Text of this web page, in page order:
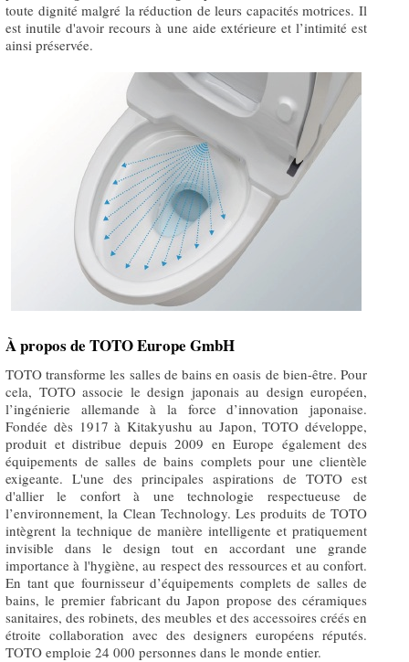
toute dignité malgré la réduction de leurs capacités motrices. Il
est inutile d'avoir recours à une aide extérieure et l’intimité est
ainsi préservée.
À propos de TOTO Europe GmbH
TOTO transforme les salles de bains en oasis de bien-être. Pour
cela, TOTO associe le design japonais au design européen,
l’ingénierie allemande à la force d’innovation japonaise.
Fondée dès 1917 à Kitakyushu au Japon, TOTO développe,
produit et distribue depuis 2009 en Europe également des
équipements de salles de bains complets pour une clientèle
exigeante. L'une des principales aspirations de TOTO est
d'allier le confort à une technologie respectueuse de
l’environnement, la Clean Technology. Les produits de TOTO
intègrent la technique de manière intelligente et pratiquement
invisible dans le design tout en accordant une grande
importance à l'hygiène, au respect des ressources et au confort.
En tant que fournisseur d’équipements complets de salles de
bains, le premier fabricant du Japon propose des céramiques
sanitaires, des robinets, des meubles et des accessoires créés en
étroite collaboration avec des designers européens réputés.
TOTO emploie 24 000 personnes dans le monde entier.